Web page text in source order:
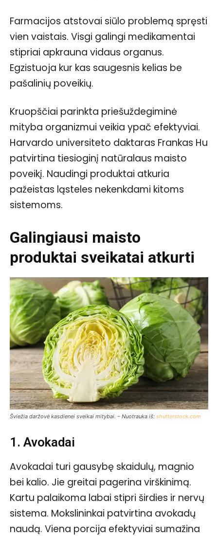
Farmacijos atstovai siūlo problemą spręsti
vien vaistais. Visgi galingi medikamentai
stipriai apkrauna vidaus organus.
Egzistuoja kur kas saugesnis kelias be
pašalinių poveikių.
Kruopščiai parinkta priešuždegiminė
mityba organizmui veikia ypač efektyviai.
Harvardo universiteto daktaras Frankas Hu
patvirtina tiesioginį natūralaus maisto
poveikį. Naudingi produktai atkuria
pažeistas ląsteles nekenkdami kitoms
sistemoms.
Galingiausi maisto
produktai sveikatai atkurti
Šviežia daržovė kasdienei sveikai mitybai. – Nuotrauka iš: shutterstock.com
1. Avokadai
Avokadai turi gausybę skaidulų, magnio
bei kalio. Jie greitai pagerina virškinimą.
Kartu palaikoma labai stipri širdies ir nervų
sistema. Mokslininkai patvirtina avokadų
naudą. Viena porcija efektyviai sumažina